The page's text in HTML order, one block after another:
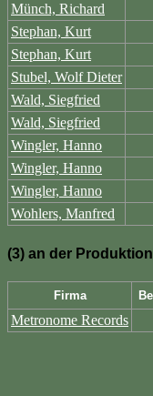
Münch, Richard
Stephan, Kurt
Stephan, Kurt
Stubel, Wolf Dieter
Wald, Siegfried
Wald, Siegfried
Wingler, Hanno
Wingler, Hanno
Wingler, Hanno
Wohlers, Manfred
(3) an der
Firma
Metronome Records